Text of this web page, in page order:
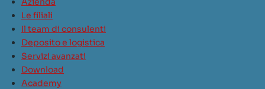
Le filiali
Il team di consulenti
Deposito e logistica
Servizi avanzati
Download
Academy